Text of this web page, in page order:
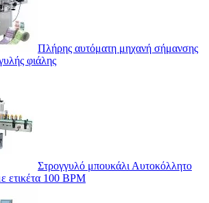
Πλήρης αυτόματη μηχανή σήμανσης
φιάλης
Στρογγυλό μπουκάλι Αυτοκόλλητο
ετικέτα 100 BPM